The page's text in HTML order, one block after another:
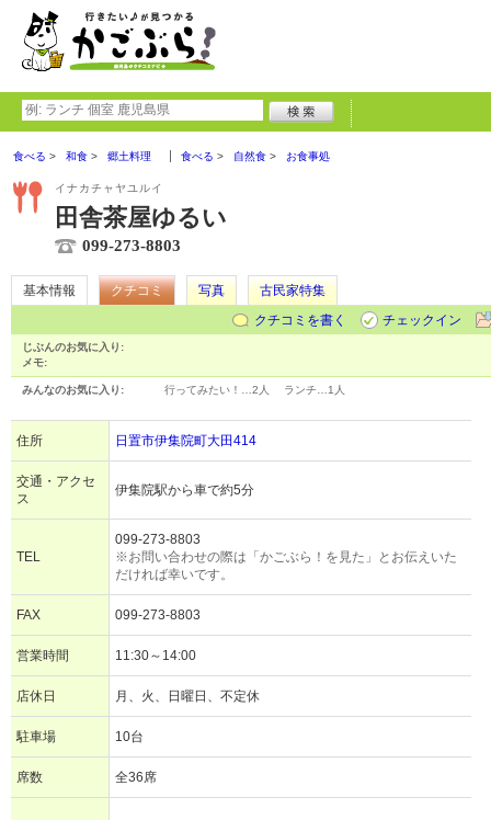
食べる 和食 郷土料理 食べる 自然食 お食事処
イナカチャヤユルイ
田舎茶屋ゆるい
099-273-8803
基本情報 クチコミ 写真
古民家特集
クチコミを書く
チェックイン
じぶんのお気に入り:
メモ:
みんなのお気に入り: 行ってみたい！… 2人 ランチ… 1人
住所 日置市伊集院町大田414
交通・アクセ
ス
伊集院駅から車で約5分
TEL
099-273-8803
※お問い合わせの際は「かごぶら！を見た」とお伝えいた
だければ幸いです。
FAX 099-273-8803
営業時間 11:30～14:00
店休日 月、火、日曜日、不定休
駐車場 10台
席数 全36席